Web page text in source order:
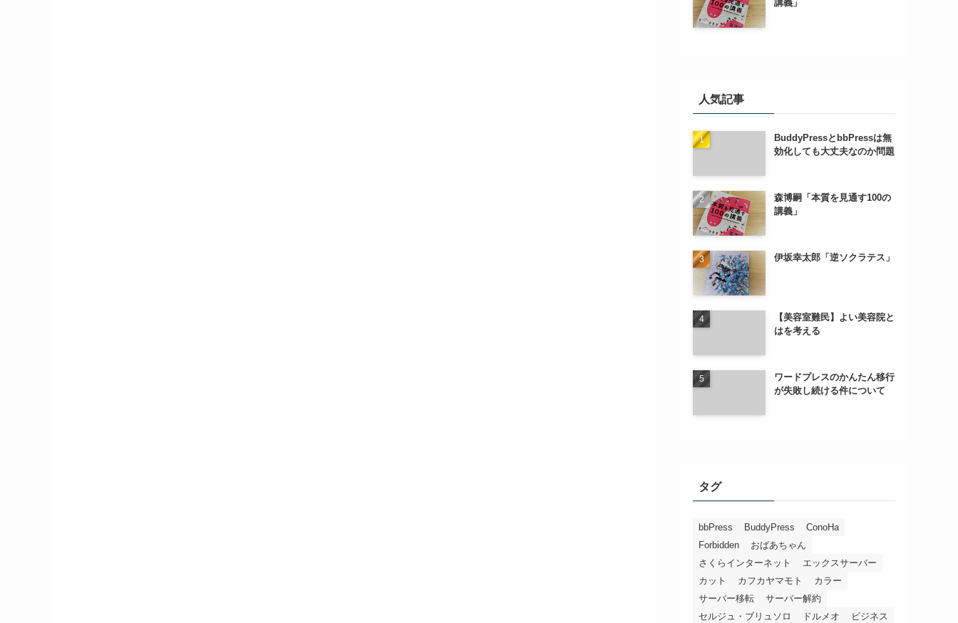
講義」
人気記事
BuddyPressとbbPressは無
効化しても大丈夫なのか問題
森博嗣「本質を見通す100の
講義」
伊坂幸太郎「逆ソクラテス」
【美容室難民】よい美容院と
はを考える
ワードプレスのかんたん移行
が失敗し続ける件について
タグ
bbPress BuddyPress
ConoHa
Forbidden
おばあちゃん
さくらインターネット
エックスサーバー
カット
カフカヤマモト
カラー
サーバー移転
サーバー解約
セルジュ・ブリュソロ
ドルメオ
ビジネス